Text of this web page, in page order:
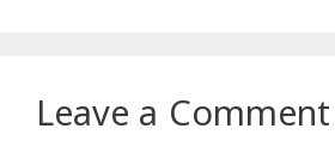
Leave a Comment